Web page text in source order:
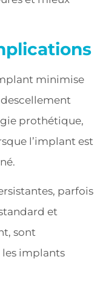
minimise
prothétique,
l’implant est
parfois
et
sont
implants